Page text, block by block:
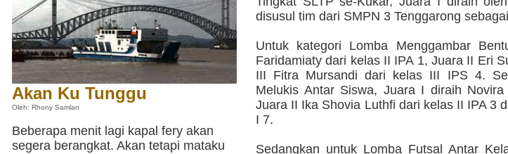
Akan Ku Tunggu
Oleh: Rhony Samlan
Beberapa menit lagi kapal fery akan
segera berangkat. Akan tetapi mataku
disusul tim dari SMPN 3 Tenggarong
Untuk kategori Lomba Menggambar
Faridamiaty dari kelas II IPA 1, Juara II Eri
III Fitra Mursandi dari kelas III IPS 4.
Melukis Antar Siswa, Juara I diraih
Juara II Ika Shovia Luthfi dari kelas II IPA 3
I 7.
Sedangkan untuk Lomba Futsal Antar